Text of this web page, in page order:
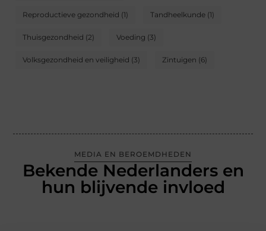
Reproductieve gezondheid (1) Tandheelkunde (1)
Thuisgezondheid (2) Voeding (3)
Volksgezondheid en veiligheid (3) Zintuigen (6)
MEDIA EN BEROEMDHEDEN
Bekende Nederlanders en
hun blijvende invloed